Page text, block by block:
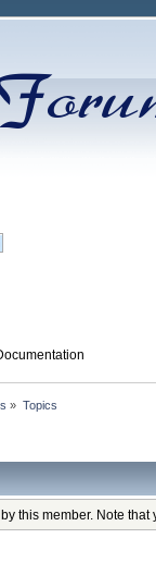
» Topics
this member. Note